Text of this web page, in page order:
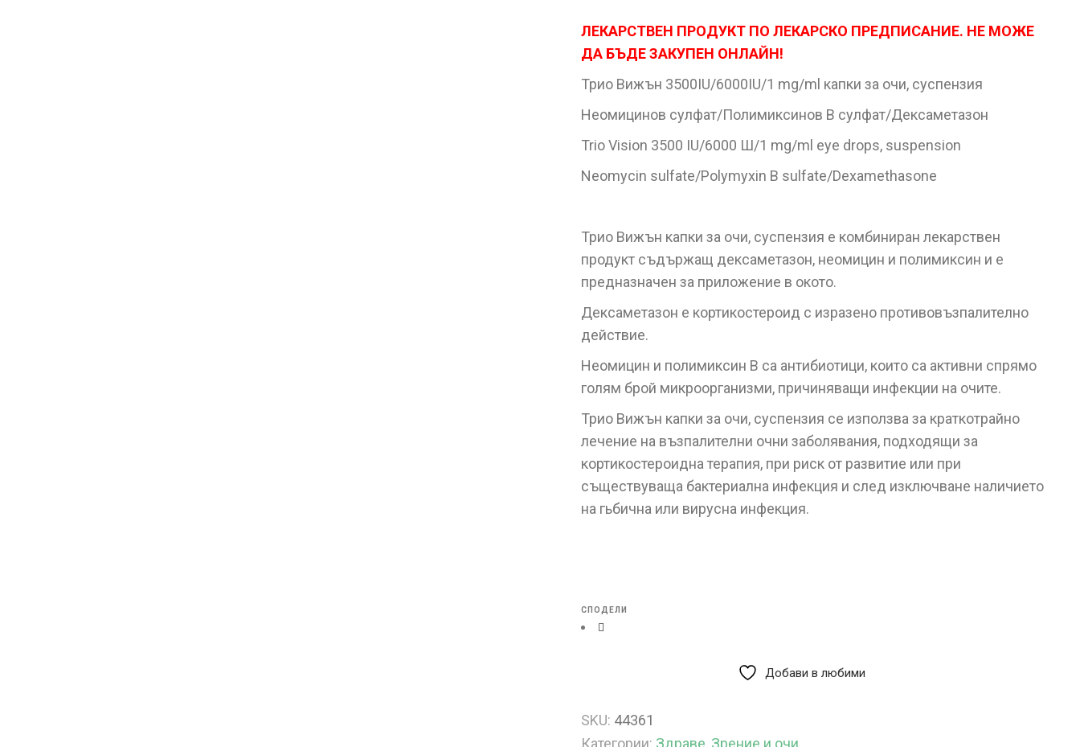
ЛЕКАРСТВЕН ПРОДУКТ ПО ЛЕКАРСКО ПРЕДПИСАНИЕ. НЕ МОЖЕ
ДА БЪДЕ ЗАКУПЕН ОНЛАЙН!
Трио Вижън 3500IU/6000IU/1 mg/ml капки за очи, суспензия
Неомицинов сулфат/Полимиксинов В сулфат/Дексаметазон
Trio Vision 3500 IU/6000 Ш/1 mg/ml eye drops, suspension
Neomycin sulfate/Polymyxin В sulfate/Dexamethasone
Трио Вижън капки за очи, суспензия е комбиниран лекарствен
продукт съдържащ дексаметазон, неомицин и полимиксин и е
предназначен за приложение в окото.
Дексаметазон е кортикостероид с изразено противовъзпалително
действие.
Неомицин и полимиксин В са антибиотици, които са активни спрямо
голям брой микроорганизми, причиняващи инфекции на очите.
Трио Вижън капки за очи, суспензия се използва за краткотрайно
лечение на възпалителни очни заболявания, подходящи за
кортикостероидна терапия, при риск от развитие или при
съществуваща бактериална инфекция и след изключване наличието
на гьбична или вирусна инфекция.
СПОДЕЛИ
Добави в любими
SKU: 44361
Категории: Здраве Зрение и очи